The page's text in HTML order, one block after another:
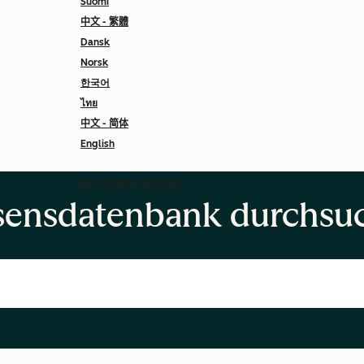
中文 - 繁體
Dansk
Norsk
한국어
ไทย
中文 - 简体
English
Zu meinem Account